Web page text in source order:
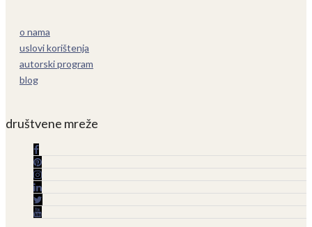
o nama
uslovi korištenja
autorski program
blog
društvene mreže